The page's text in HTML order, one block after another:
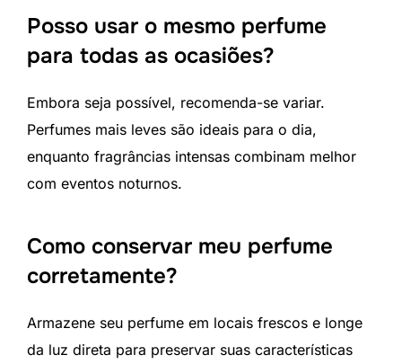
Posso usar o mesmo perfume
para todas as ocasiões?
Embora seja possível, recomenda-se variar.
Perfumes mais leves são ideais para o dia,
enquanto fragrâncias intensas combinam melhor
com eventos noturnos.
Como conservar meu perfume
corretamente?
Armazene seu perfume em locais frescos e longe
da luz direta para preservar suas características